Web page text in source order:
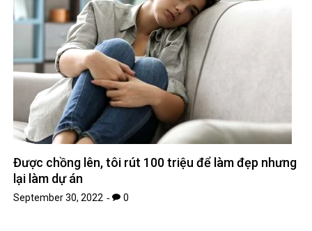
Được chồng lên, tôi rút 100 triệu để làm đẹp nhưng
lại làm dự án
September 30, 2022 0